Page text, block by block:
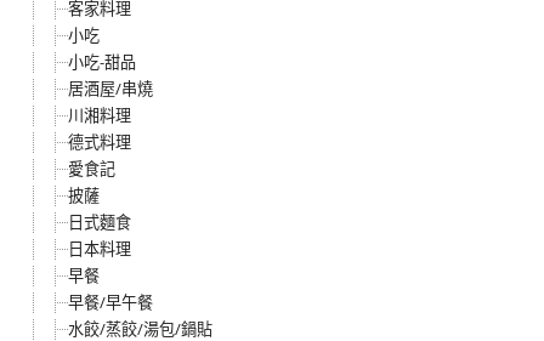
客家料理
小吃
小吃-甜品
居酒屋/串燒
川湘料理
德式料理
愛食記
披薩
日式麵食
日本料理
早餐
早餐/早午餐
水餃/蒸餃/湯包/鍋貼